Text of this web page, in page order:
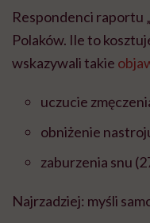
Respondenci raportu
Polaków. Ile to
wskazywali takie
uczucie
obniżenie
zaburzenia snu
Najrzadziej: myśli